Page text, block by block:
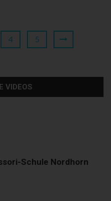
4 5
VIDEOS
Schule Nordhorn